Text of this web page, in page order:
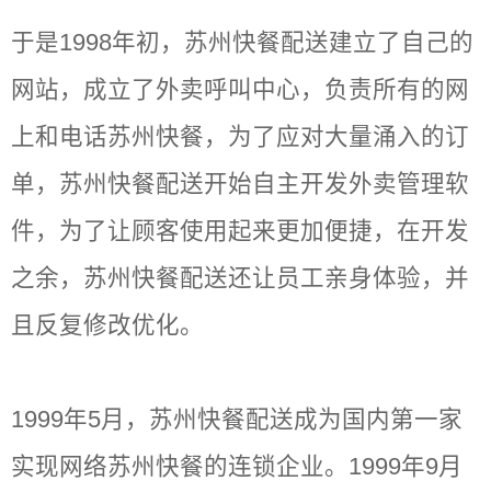
于是1998年初，苏州快餐配送建立了自己的
网站，成立了外卖呼叫中心，负责所有的网
上和电话苏州快餐，为了应对大量涌入的订
单，苏州快餐配送开始自主开发外卖管理软
件，为了让顾客使用起来更加便捷，在开发
之余，苏州快餐配送还让员工亲身体验，并
且反复修改优化。
1999年5月，苏州快餐配送成为国内第一家
实现网络苏州快餐的连锁企业。1999年9月